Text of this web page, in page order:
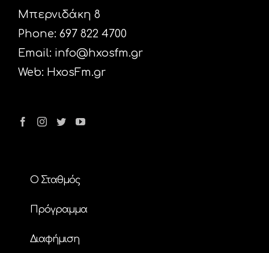
Μπερνιδάκη 8
Phone: 697 822 4700
Email: info@hxosfm.gr
Web: HxosFm.gr
Ο Σταθμός
Πρόγραμμα
Διαφήμιση